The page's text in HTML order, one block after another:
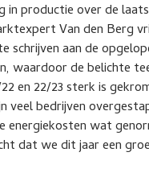
in productie over de
Van den Berg
schrijven aan de
waardoor de belichte
en 22/23 sterk is
veel bedrijven
energiekosten wat
dat we dit jaar een